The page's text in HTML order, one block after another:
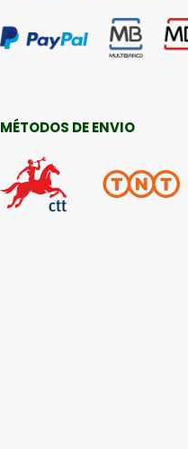
MÉTODOS DE ENVIO